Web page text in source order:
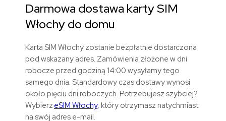
Darmowa dostawa karty SIM
Włochydo domu
Karta SIM Włochy zostanie bezpłatnie dostarczona
pod wskazany adres. Zamówienia złożone w dni
robocze przed godziną 14:00 wysyłamy tego
samego dnia. Standardowy czas dostawy wynosi
około pięciu dni roboczych. Potrzebujesz szybciej?
Wybierz eSIM Włochy, który otrzymasz natychmiast
na swój adres e-mail.